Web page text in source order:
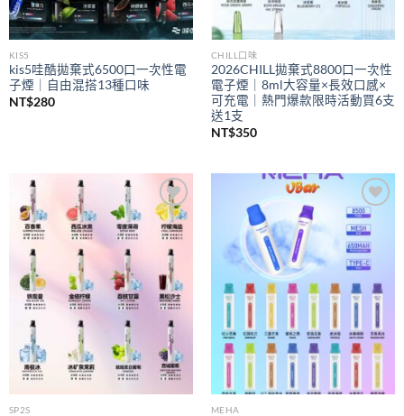
KIS5
kis5哇酷拋棄式6500口一次性電
子煙｜自由混搭13種口味
NT$280
CHILL口味
2026CHILL拋棄式8800口一次性
電子煙｜8ml大容量×長效口感×
可充電｜熱門爆款限時活動買6支
送1支
NT$350
Add to
wishlist
SP2S
Add to
wishlist
MEHA